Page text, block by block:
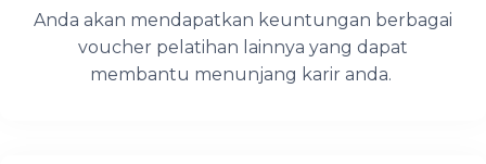
Anda akan mendapatkan keuntungan berbagai
voucher pelatihan lainnya yang dapat
membantu menunjang karir anda.